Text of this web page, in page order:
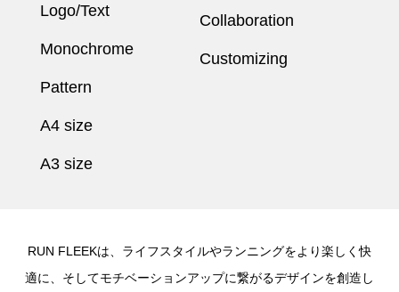
Logo/Text
Monochrome
Pattern
A4 size
A3 size
Collaboration
Customizing
RUN FLEEKは、ライフスタイルやランニングをより楽しく快
適に、そしてモチベーションアップに繋がるデザインを創造し